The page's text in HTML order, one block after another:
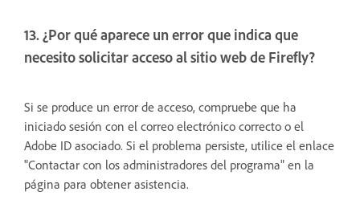
13. ¿Por qué aparece un error que indica que
necesito solicitar acceso al sitio web de Firefly?
Si se produce un error de acceso, compruebe que ha
iniciado sesión con el correo electrónico correcto o el
Adobe ID asociado. Si el problema persiste, utilice el enlace
"Contactar con los administradores del programa" en la
página para obtener asistencia.